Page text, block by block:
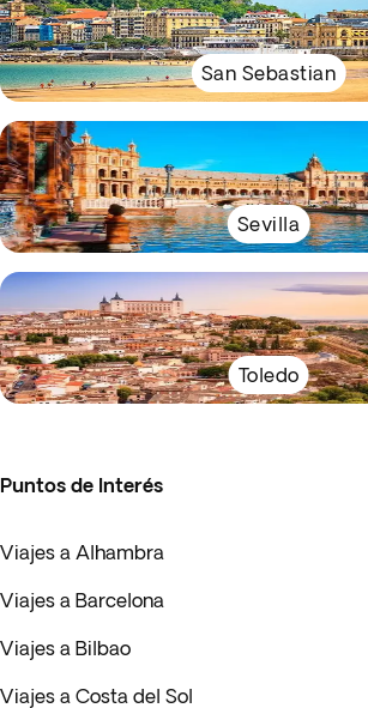
San Sebastian
Sevilla
Toledo
Puntos de Interés
Viajes a Alhambra
Viajes a Barcelona
Viajes a Bilbao
Viajes a Costa del Sol